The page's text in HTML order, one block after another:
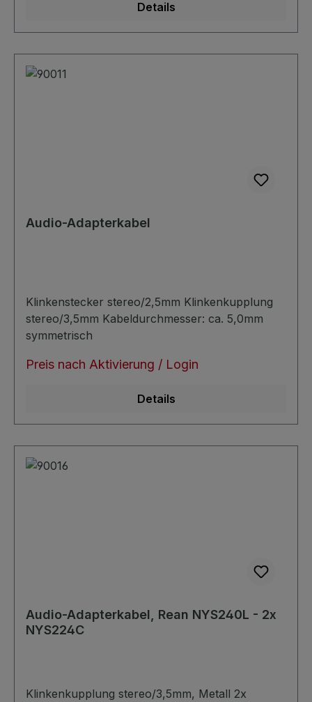
Details
Audio-Adapterkabel
Klinkenstecker stereo/2,5mm Klinkenkupplung
stereo/3,5mm Kabeldurchmesser: ca. 5,0mm
symmetrisch
Preis nach Aktivierung / Login
Details
Audio-Adapterkabel, Rean NYS240L - 2x
NYS224C
Klinkenkupplung stereo/3,5mm, Metall 2x